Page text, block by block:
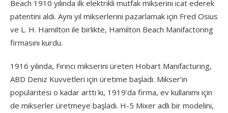
Beach 1910 yılında ilk elektrikli mutfak mikserini icat ederek
patentini aldı. Aynı yıl mikserlerini pazarlamak için Fred Osius
ve L. H. Hamilton ile birlikte, Hamilton Beach Manifactoring
firmasını kurdu.
1916 yılında, Fırıncı mikserini üreten Hobart Manifacturing,
ABD Deniz Kuvvetleri için üretime başladı. Mikser’in
popülaritesi o kadar arttı ki, 1919’da firma, ev kullanımı için
de mikserler üretmeye başladı. H-5 Mixer adlı bir modelini,